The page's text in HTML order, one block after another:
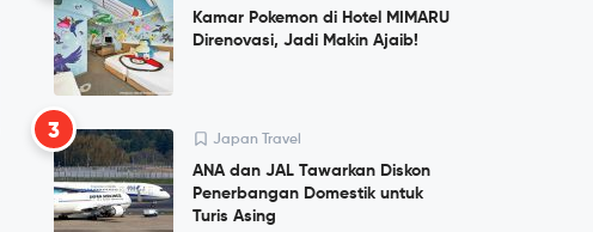
Kamar Pokemon di Hotel MIMARU
Direnovasi, Jadi Makin Ajaib!
3 Japan Travel
ANA dan JAL Tawarkan Diskon
Penerbangan Domestik untuk
Turis Asing